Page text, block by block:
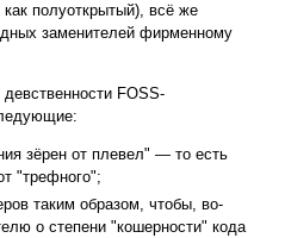
полуоткрытый), всё же
заменителей фирменному
FOSS-
зёрен от плевел" — то есть
"трефного";
таким образом, чтобы, во-
о степени "кошерности" кода